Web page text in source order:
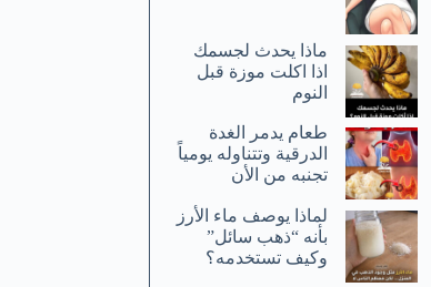
ماذا يحدث لجسمك
اذا اكلت موزة قبل
النوم
طعام يدمر الغدة
الدرقية وتتناوله يومياً
تجنبه من الأن
لماذا يوصف ماء الأرز
بأنه “ذهب سائل”
وكيف تستخدمه؟